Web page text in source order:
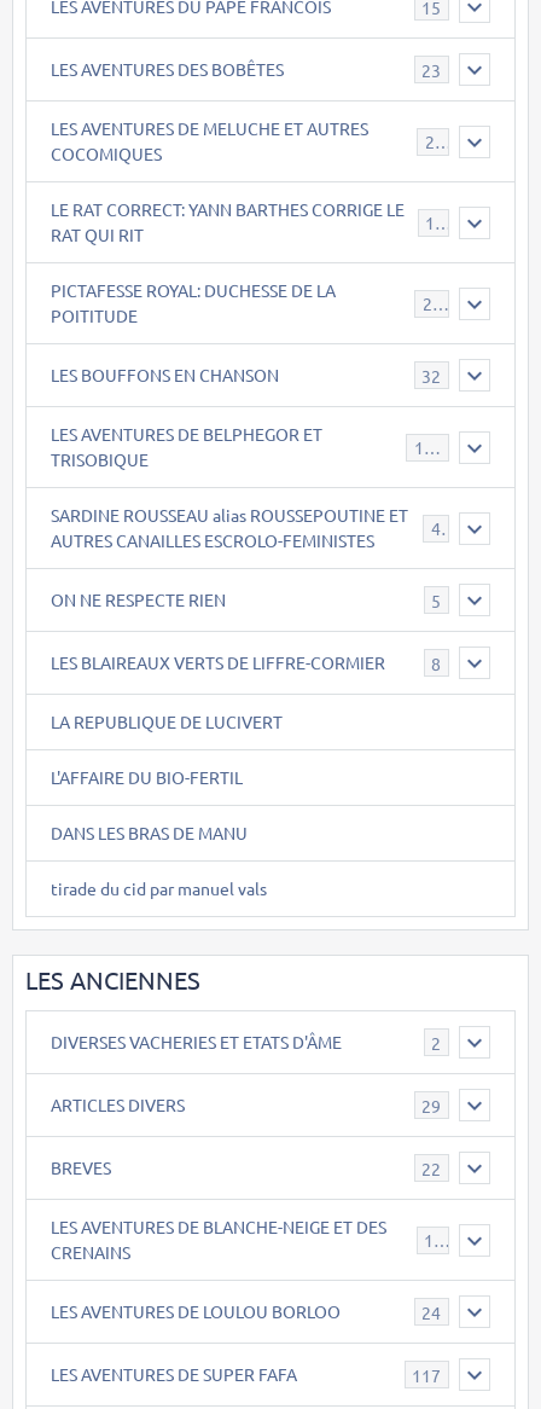
LES AVENTURES DU PAPE FRANCOIS 15
LES AVENTURES DES BOBÊTES 23
LES AVENTURES DE MELUCHE ET AUTRES
COCOMIQUES
22
LE RAT CORRECT: YANN BARTHES CORRIGE LE
RAT QUI RIT
15
PICTAFESSE ROYAL: DUCHESSE DE LA
POITITUDE
23
LES BOUFFONS EN CHANSON 32
LES AVENTURES DE BELPHEGOR ET
TRISOBIQUE
147
SARDINE ROUSSEAU alias ROUSSEPOUTINE ET
AUTRES CANAILLES ESCROLO-FEMINISTES
40
ON NE RESPECTE RIEN 5
LES BLAIREAUX VERTS DE LIFFRE-CORMIER 8
LA REPUBLIQUE DE LUCIVERT
L'AFFAIRE DU BIO-FERTIL
DANS LES BRAS DE MANU
tirade du cid par manuel vals
LES ANCIENNES
DIVERSES VACHERIES ET ETATS D'ÂME 2
ARTICLES DIVERS 29
BREVES 22
LES AVENTURES DE BLANCHE-NEIGE ET DES
CRENAINS
17
LES AVENTURES DE LOULOU BORLOO 24
LES AVENTURES DE SUPER FAFA 117